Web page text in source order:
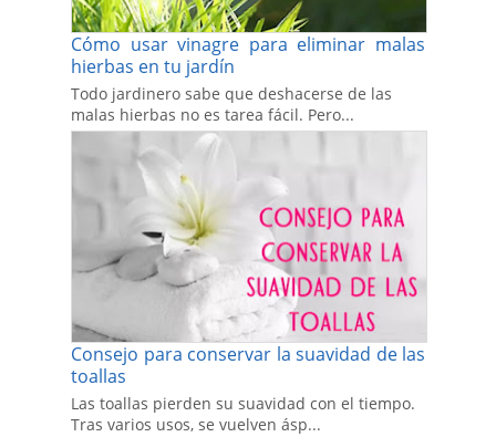
Cómo usar vinagre para eliminar malas
hierbas en tu jardín
Todo jardinero sabe que deshacerse de las
malas hierbas no es tarea fácil. Pero...
Consejo para conservar la suavidad de las
toallas
Las toallas pierden su suavidad con el tiempo.
Tras varios usos, se vuelven ásp...